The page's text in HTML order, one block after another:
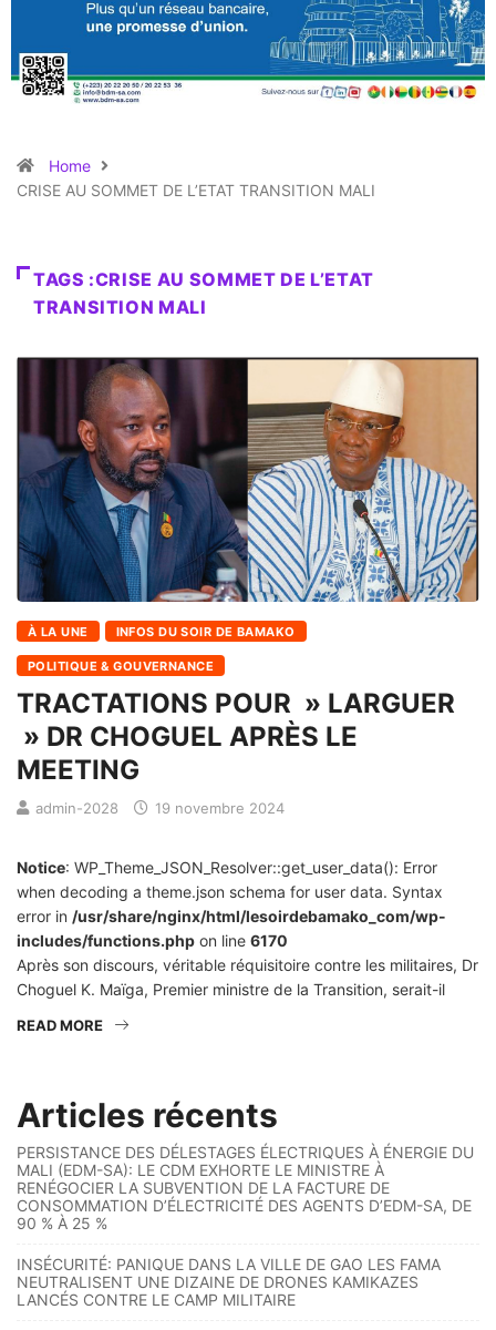
Home
CRISE AU SOMMET DE L’ETAT TRANSITION MALI
TAGS :CRISE AU SOMMET DE L’ETAT
TRANSITION MALI
À LA UNE INFOS DU SOIR DE BAMAKO
POLITIQUE & GOUVERNANCE
TRACTATIONS POUR » LARGUER
» DR CHOGUEL APRÈS LE
MEETING
admin-2028 19 novembre 2024
Notice: WP_Theme_JSON_Resolver::get_user_data(): Error
when decoding a theme.json schema for user data. Syntax
error in /usr/share/nginx/html/lesoirdebamako_com/wp-
includes/functions.php on line 6170
Après son discours, véritable réquisitoire contre les militaires, Dr
Choguel K. Maïga, Premier ministre de la Transition, serait-il
READ MORE
Articles récents
PERSISTANCE DES DÉLESTAGES ÉLECTRIQUES À ÉNERGIE DU
MALI (EDM-SA): LE CDM EXHORTE LE MINISTRE À
RENÉGOCIER LA SUBVENTION DE LA FACTURE DE
CONSOMMATION D’ÉLECTRICITÉ DES AGENTS D’EDM-SA, DE
90 % À 25 %
INSÉCURITÉ: PANIQUE DANS LA VILLE DE GAO LES FAMA
NEUTRALISENT UNE DIZAINE DE DRONES KAMIKAZES
LANCÉS CONTRE LE CAMP MILITAIRE